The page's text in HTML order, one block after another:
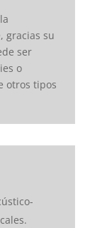
gracias su
ser
o
otros tipos